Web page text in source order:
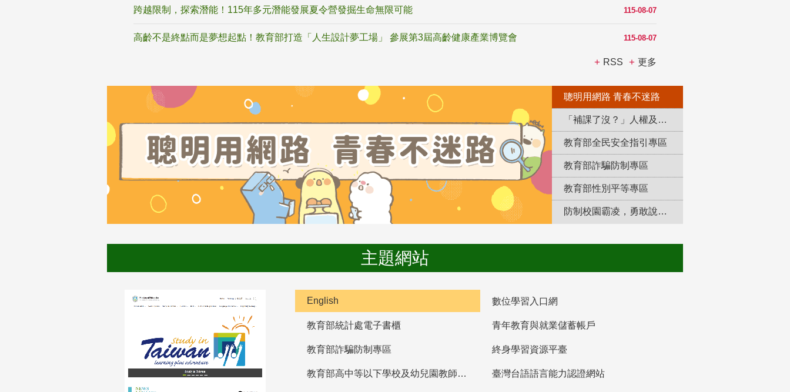
115-08-07
跨越限制，探索潛能！115年多元潛能發展夏令營發掘生命無限可能
115-08-07
高齡不是終點而是夢想起點！教育部打造「人生設計夢工場」 參展第3屆高齡健康產業博覽會
RSS 更多
聰明用網路 青春不迷路
「補課了沒？」人權及轉型正義教育專區
教育部全民安全指引專區
教育部詐騙防制專區
教育部性別平等專區
防制校園霸凌，勇敢說出來！
主題網站
English 數位學習入口網
教育部統計處電子書櫃 青年教育與就業儲蓄帳戶
教育部詐騙防制專區 終身學習資源平臺
教育部高中等以下學校及幼兒園教師資格檢定考試 臺灣台語語言能力認證網站